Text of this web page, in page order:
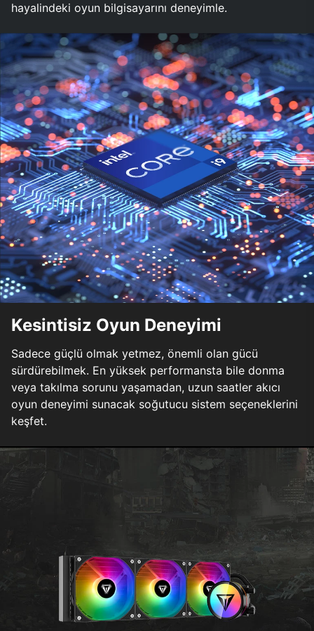
hayalindeki oyun bilgisayarını deneyimle.
Kesintisiz Oyun Deneyimi
Sadece güçlü olmak yetmez, önemli olan gücü
sürdürebilmek. En yüksek performansta bile donma
veya takılma sorunu yaşamadan, uzun saatler akıcı
oyun deneyimi sunacak soğutucu sistem seçeneklerini
keşfet.